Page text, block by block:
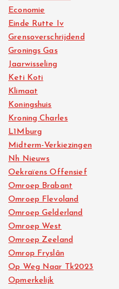
Economie
Einde Rutte Iv
Grensoverschrijdend
Gronings Gas
Jaarwisseling
Keti Koti
Klimaat
Koningshuis
Kroning Charles
L1Mburg
Midterm-Verkiezingen
Nh Nieuws
Oekraïens Offensief
Omroep Brabant
Omroep Flevoland
Omroep Gelderland
Omroep West
Omroep Zeeland
Omrop Fryslân
Op Weg Naar Tk2023
Opmerkelijk